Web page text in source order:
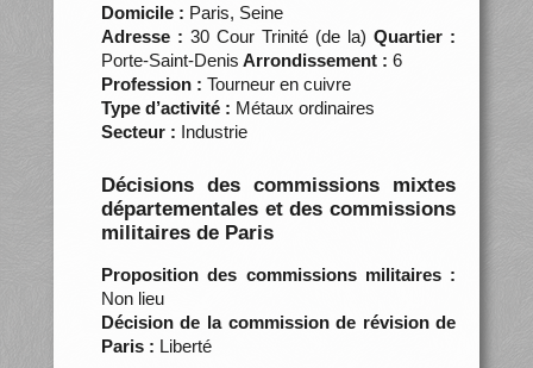
Domicile : Paris, Seine
Adresse : 30 Cour Trinité (de la)Quartier :
Porte-Saint-Denis Arrondissement : 6
Profession : Tourneur en cuivre
Type d’activité : Métaux ordinaires
Secteur : Industrie
Décisions des commissions mixtes
départementales et des commissions
militaires de Paris
Proposition des commissions militaires :
Non lieu
Décision de la commission de révision de
Paris : Liberté